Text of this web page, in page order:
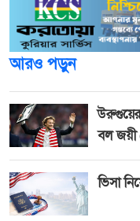
আরও পড়ুন
বল জয়ী
ভিসা